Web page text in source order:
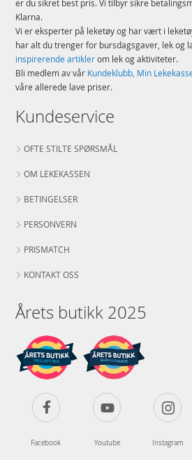
er du sikret best pris. Vi tilbyr sikre
Klarna.
Vi er eksperter på leketøy og har vært i
har alt du trenger for bursdagsgaver, lek og
inspirerende artiklerom lek og aktiviteter.
Bli medlem av vår Kundeklubb, Min
våre allerede lave priser.
Kundeservice
OFTE STILTE SPØRSMÅL
OM LEKEKASSEN
BETINGELSER
PERSONVERN
PRISMATCH
KONTAKT OSS
Årets butikk 2025
Facebook Youtube Instagram